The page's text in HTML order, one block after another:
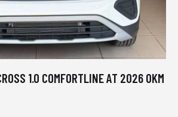
1.0 COMFORTLINE AT 2026 0KM